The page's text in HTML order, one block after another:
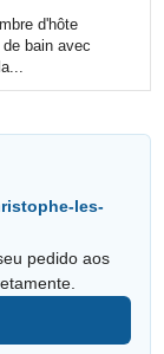
d'hôte
bain avec
les-
pedido aos